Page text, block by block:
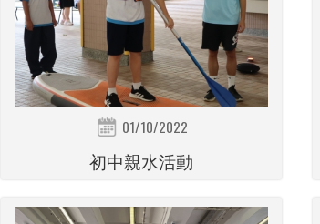
01/10/2022
初中親水活動